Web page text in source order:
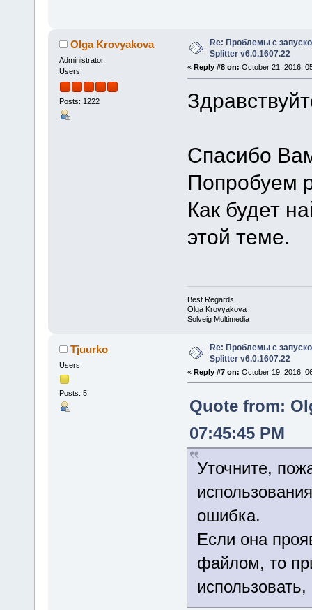
Olga Krovyakova
Administrator
Users
Posts: 1222
Re: Проблемы с
Splitter v6.0.1607.22
« Reply #8 on: October 21, 2016,
Спасибо
Попробуем
Как будет
этой теме.
Best Regards,
Olga Krovyakova
Solveig Multimedia
Tjuurko
Users
Posts: 5
Re: Проблемы с
Splitter v6.0.1607.22
« Reply #7 on: October 19, 2016,
Quote from:
07:45:45 PM
Уточните,
ошибка.
Если она
файлом, то